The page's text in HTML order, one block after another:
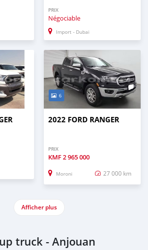
PRIX
Négociable
Import - Dubai
6
2022 FORD RANGER
PRIX
KMF2 965 000
Moroni 27 000 km
Afficher plus
truck - Anjouan